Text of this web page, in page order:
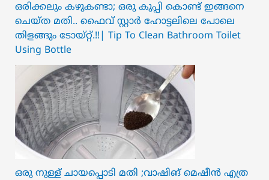
ഒരിക്കലും കഴുകണ്ടാ; ഒരു കുപ്പി കൊണ്ട് ഇങ്ങനെ
ചെയ്ത മതി.. ഫൈവ് സ്റ്റാർ ഹോട്ടലിലെ പോലെ
തിളങ്ങും ടോയ്റ്റ്.!!| Tip To Clean Bathroom Toilet
Using Bottle
ഒരു നുള്ള് ചായപ്പൊടി മതി ;വാഷിങ് മെഷീൻ എത്ര